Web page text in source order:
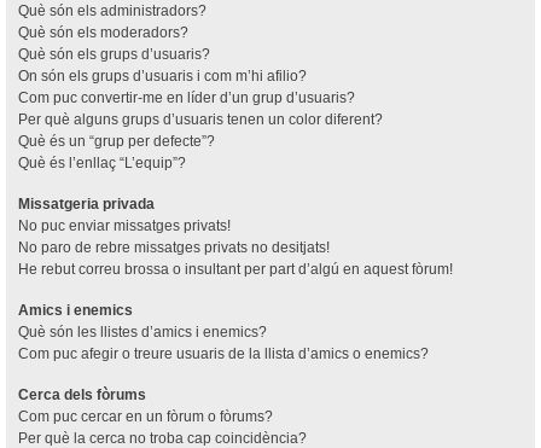
Què són els administradors?
Què són els moderadors?
Què són els grups d’usuaris?
On són els grups d’usuaris i com m’hi afilio?
Com puc convertir-me en líder d’un grup d’usuaris?
Per què alguns grups d’usuaris tenen un color diferent?
Què és un “grup per defecte”?
Què és l’enllaç “L’equip”?
Missatgeria privada
No puc enviar missatges privats!
No paro de rebre missatges privats no desitjats!
He rebut correu brossa o insultant per part d’algú en aquest fòrum!
Amics i enemics
Què són les llistes d’amics i enemics?
Com puc afegir o treure usuaris de la llista d’amics o enemics?
Cerca dels fòrums
Com puc cercar en un fòrum o fòrums?
Per què la cerca no troba cap coincidència?